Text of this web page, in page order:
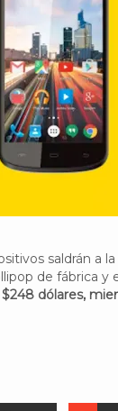
saldrán a
de fábrica y
dólares,